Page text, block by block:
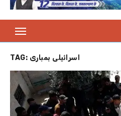
TAG: اسرائیلی بمباری